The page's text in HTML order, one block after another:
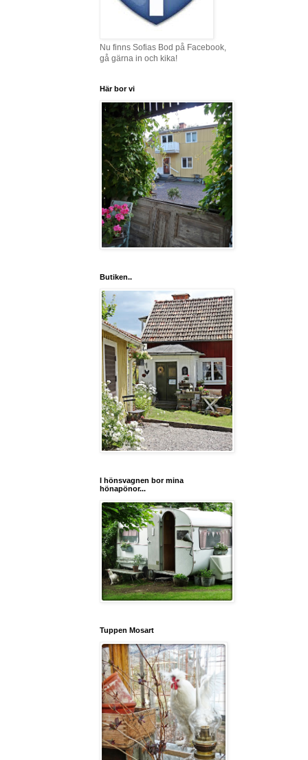
Nu finns Sofias Bod på Facebook,
gå gärna in och kika!
Här bor vi
Butiken..
I hönsvagnen bor mina
hönapönor...
Tuppen Mosart